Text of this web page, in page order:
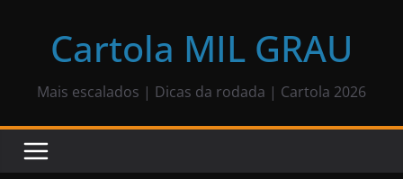
Cartola MIL GRAU
Mais escalados | Dicas da rodada | Cartola 2026